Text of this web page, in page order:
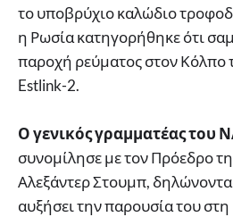
το υποβρύχιο καλώδιο
η Ρωσία κατηγορήθηκε ότι
παροχή ρεύματος στον Κόλπο
Estlink-2.
Ο γενικός γραμματέας του
συνομίλησε με τον Πρόεδρο
Αλεξάντερ Στουμπ,
αυξήσει την παρουσία του